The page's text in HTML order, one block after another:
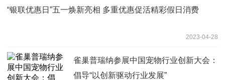
“银联优惠日”五一焕新亮相 多重优惠促活精彩假日消费
2023-04-28
雀巢普瑞纳参展中国宠物行业创新大会：
倡导“以创新驱动行业发展”